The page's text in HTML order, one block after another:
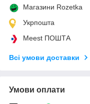
Магазини Rozetka
Укрпошта
Meest ПОШТА
Всі умови доставки
Умови оплати